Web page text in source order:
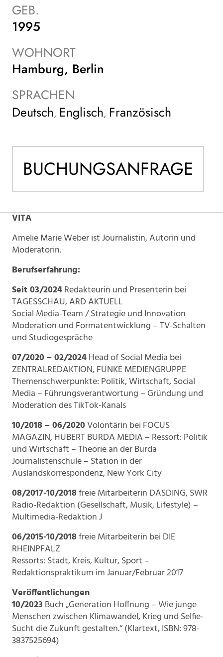
GEB.
1995
WOHNORT
Hamburg, Berlin
SPRACHEN
Deutsch, Englisch, Französisch
BUCHUNGSANFRAGE
VITA
Amelie Marie Weber ist Journalistin, Autorin und
Moderatorin.
Berufserfahrung:
Seit 03/2024Redakteurin und Presenterin bei
TAGESSCHAU, ARD AKTUELL
Social Media-Team / Strategie und Innovation
Moderation und Formatentwicklung – TV-Schalten
und Studiogespräche
07/2020 – 02/2024Head of Social Media bei
ZENTRALREDAKTION, FUNKE MEDIENGRUPPE
Themenschwerpunkte: Politik, Wirtschaft, Social
Media – Führungsverantwortung – Gründung und
Moderation des TikTok-Kanals
10/2018 – 06/2020Volontärin bei FOCUS
MAGAZIN, HUBERT BURDA MEDIA – Ressort: Politik
und Wirtschaft – Theorie an der Burda
Journalistenschule – Station in der
Auslandskorrespondenz, New York City
08/2017-10/2018freie Mitarbeiterin DASDING, SWR
Radio-Redaktion (Gesellschaft, Musik, Lifestyle) –
Multimedia-Redaktion J
06/2015-10/2018freie Mitarbeiterin bei DIE
RHEINPFALZ
Ressorts: Stadt, Kreis, Kultur, Sport –
Redaktionspraktikum im Januar/Februar 2017
Veröffentlichungen
10/2023 Buch „Generation Hoffnung – Wie junge
Menschen zwischen Klimawandel, Krieg und Selfie-
Sucht die Zukunft gestalten.“ (Klartext, ISBN: 978-
3837525694)